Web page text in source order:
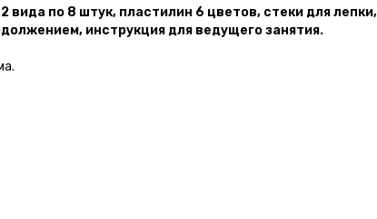
по 8 штук, пластилин 6 цветов, стеки для лепки,
инструкция для ведущего занятия.